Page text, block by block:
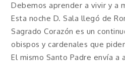
Debemos aprender a vivir y a
Esta noche D. Sala llegó de
Sagrado Corazón es un
obispos y cardenales que
El mismo Santo Padre envía a